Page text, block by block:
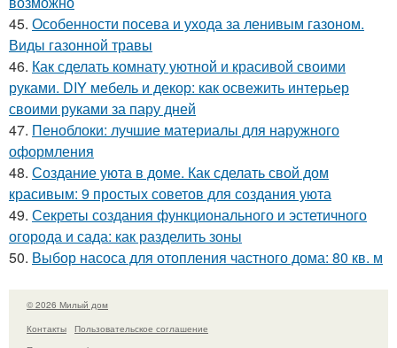
45. Особенности посева и ухода за ленивым газоном.
Виды газонной травы
46. Как сделать комнату уютной и красивой своими
руками. DIY мебель и декор: как освежить интерьер
своими руками за пару дней
47. Пеноблоки: лучшие материалы для наружного
оформления
48. Создание уюта в доме. Как сделать свой дом
красивым: 9 простых советов для создания уюта
49. Секреты создания функционального и эстетичного
огорода и сада: как разделить зоны
50. Выбор насоса для отопления частного дома: 80 кв. м
© 2026 Милый дом
Контакты
Пользовательское соглашение